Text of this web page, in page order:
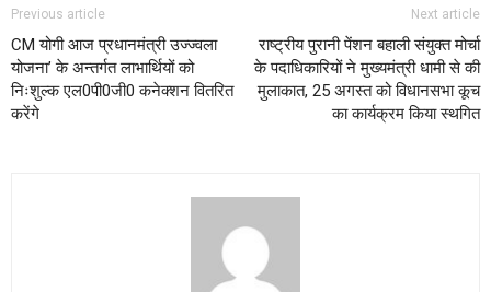
Previous article
CM योगी आज प्रधानमंत्री उज्ज्वला
योजना’ के अन्तर्गत लाभार्थियों को
निःशुल्क एल0पी0जी0 कनेक्शन वितरित
करेंगे
Next article
राष्ट्रीय पुरानी पेंशन बहाली संयुक्त मोर्चा
के पदाधिकारियों ने मुख्यमंत्री धामी से की
मुलाकात, 25 अगस्त को विधानसभा कूच
का कार्यक्रम किया स्थगित